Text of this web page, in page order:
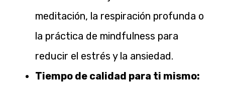
meditación, la respiración profunda o
la práctica de mindfulness para
reducir el estrés y la ansiedad.
Tiempo de calidad para ti mismo: